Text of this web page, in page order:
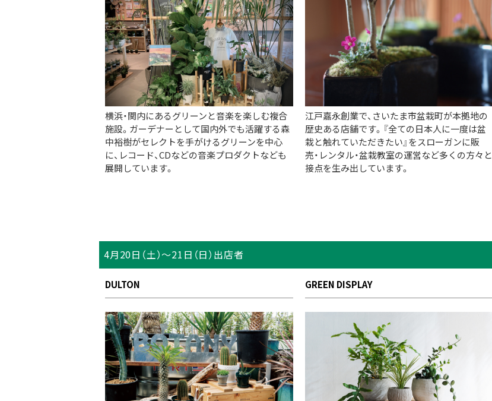
横浜・関内にあるグリーンと音楽を楽しむ複合
施設。ガーデナーとして国内外でも活躍する森
中裕樹がセレクトを手がけるグリーンを中心
に、レコード、CDなどの音楽プロダクトなども
展開しています。
江戸嘉永創業で、さいたま市盆栽町が本拠地の
歴史ある店舗です。『全ての日本人に一度は盆
栽と触れていただきたい』をスローガンに販
売・レンタル・盆栽教室の運営など多くの方々と
接点を生み出しています。
4月20日（土）～21日（日）出店者
DULTON GREEN DISPLAY